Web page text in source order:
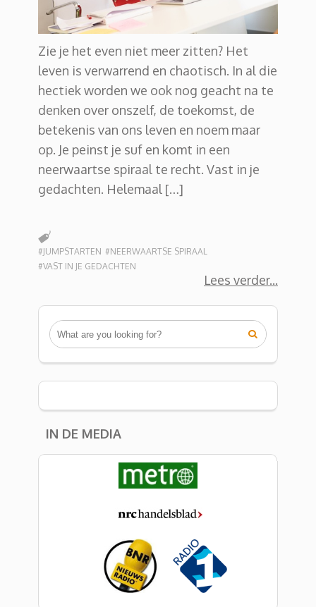
Zie je het even niet meer zitten? Het
leven is verwarrend en chaotisch. In al die
hectiek worden we ook nog geacht na te
denken over onszelf, de toekomst, de
betekenis van ons leven en noem maar
op. Je peinst je suf en komt in een
neerwaartse spiraal te recht. Vast in je
gedachten. Helemaal […]
Lees verder
#JUMPSTARTEN #NEERWAARTSE SPIRAAL
#VAST IN JE GEDACHTEN

IN DE MEDIA